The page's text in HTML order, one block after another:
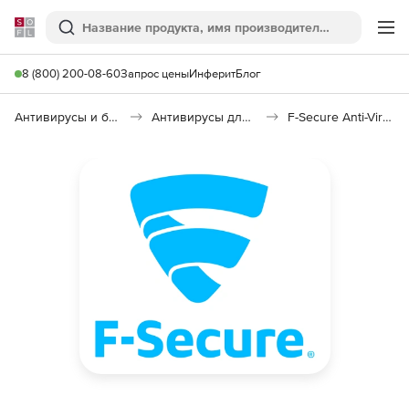
Softline
Поиск
8 (800) 200-08-60Запрос ценыИнферитБлог
Антивирусы и безопасность Антивирусы для организаций F-Secure Anti-Virus Linux Client Security